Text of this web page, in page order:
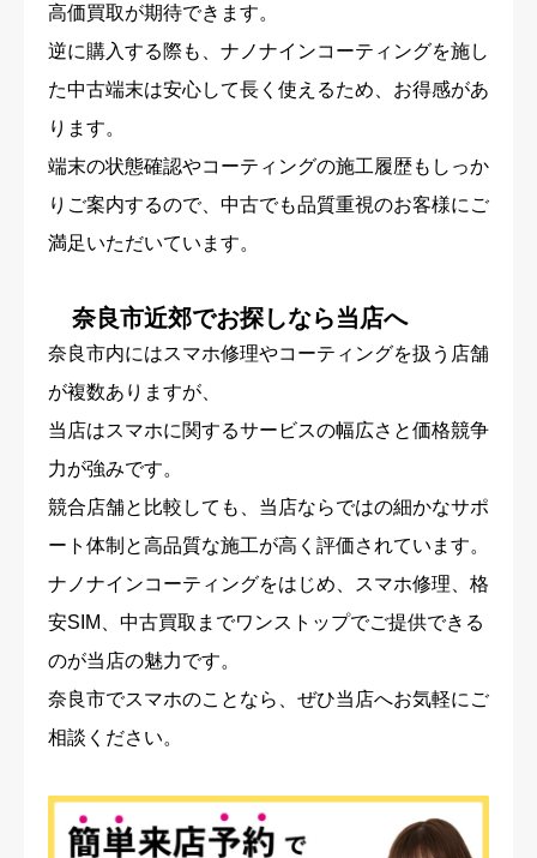
高価買取が期待できます。
逆に購入する際も、ナノナインコーティングを施し
た中古端末は安心して長く使えるため、お得感があ
ります。
端末の状態確認やコーティングの施工履歴もしっか
りご案内するので、中古でも品質重視のお客様にご
満足いただいています。
奈良市近郊でお探しなら当店へ
奈良市内にはスマホ修理やコーティングを扱う店舗
が複数ありますが、
当店はスマホに関するサービスの幅広さと価格競争
力が強みです。
競合店舗と比較しても、当店ならではの細かなサポ
ート体制と高品質な施工が高く評価されています。
ナノナインコーティングをはじめ、スマホ修理、格
安SIM、中古買取までワンストップでご提供できる
のが当店の魅力です。
奈良市でスマホのことなら、ぜひ当店へお気軽にご
相談ください。